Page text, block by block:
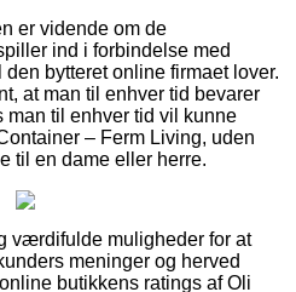
er vidende om de
ind i forbindelse med
bytteret online firmaet lover.
at man til enhver tid bevarer
til enhver tid vil kunne
– Ferm Living, uden
til en dame eller herre.
værdifulde muligheder for at
meninger og herved
butikkens ratings af Oli